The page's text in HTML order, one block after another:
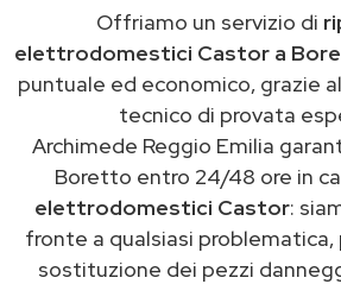
Offriamo un servizio di
elettrodomestici Castor a
puntuale ed economico, grazie
tecnico di provata
Archimede Reggio Emilia
Boretto entro 24/48 ore in
elettrodomestici Castor:
fronte a qualsiasi problematica,
sostituzione dei pezzi